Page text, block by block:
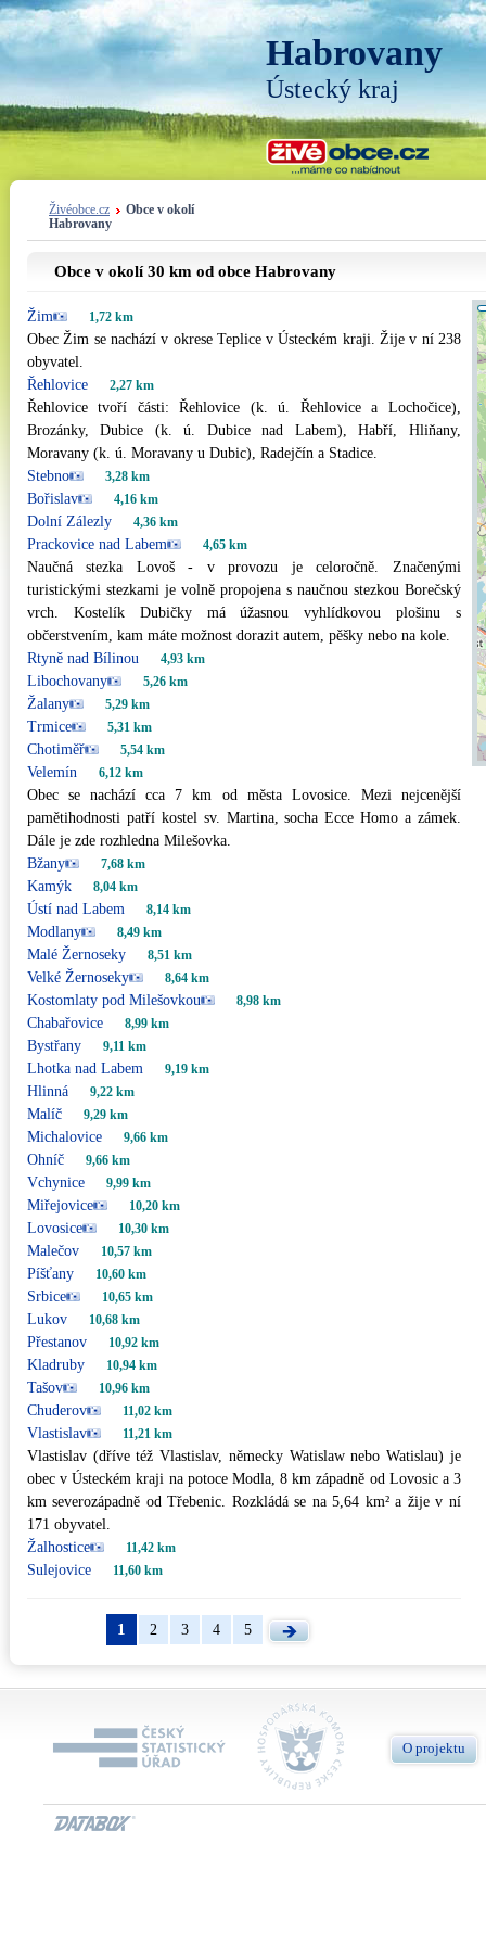
Habrovany
Ústecký kraj
Živéobce.cz
Obce v okolí
Habrovany
Obce v okolí 30 km od obce Habrovany
Žim 1,72 km
Obec Žim se nachází v okrese Teplice v Ústeckém kraji. Žije v ní 238
obyvatel.
Řehlovice
2,27 km
Řehlovice tvoří části: Řehlovice (k. ú. Řehlovice a Lochočice),
Brozánky, Dubice (k. ú. Dubice nad Labem), Habří, Hliňany,
Moravany (k. ú. Moravany u Dubic), Radejčín a Stadice.
Stebno
3,28 km
Bořislav 4,16 km
Dolní Zálezly 4,36 km
Prackovice nad Labem 4,65 km
Naučná stezka Lovoš - v provozu je celoročně. Značenými
turistickými stezkami je volně propojena s naučnou stezkou Borečský
vrch. Kostelík Dubičky má úžasnou vyhlídkovou plošinu s
občerstvením, kam máte možnost dorazit autem, pěšky nebo na kole.
Rtyně nad Bílinou
4,93 km
Libochovany 5,26 km
Žalany 5,29 km
Trmice 5,31 km
Chotiměř 5,54 km
Velemín 6,12 km
Obec se nachází cca 7 km od města Lovosice. Mezi nejcenější
pamětihodnosti patří kostel sv. Martina, socha Ecce Homo a zámek.
Dále je zde rozhledna Milešovka.
Bžany
7,68 km
Kamýk 8,04 km
Ústí nad Labem 8,14 km
Modlany 8,49 km
Malé Žernoseky 8,51 km
Velké Žernoseky 8,64 km
Kostomlaty pod Milešovkou 8,98 km
Chabařovice 8,99 km
Bystřany 9,11 km
Lhotka nad Labem 9,19 km
Hlinná 9,22 km
Malíč 9,29 km
Michalovice 9,66 km
Ohníč 9,66 km
Vchynice 9,99 km
Miřejovice 10,20 km
Lovosice 10,30 km
Malečov 10,57 km
Píšťany 10,60 km
Srbice 10,65 km
Lukov 10,68 km
Přestanov 10,92 km
Kladruby 10,94 km
Tašov 10,96 km
Chuderov 11,02 km
Vlastislav 11,21 km
Vlastislav (dříve též Vlastislav, německy Watislaw nebo Watislau) je
obec v Ústeckém kraji na potoce Modla, 8 km západně od Lovosic a 3
km severozápadně od Třebenic. Rozkládá se na 5,64 km² a žije v ní
171 obyvatel.
Žalhostice
11,42 km
Sulejovice 11,60 km
1 2 3 4 5
O projektu